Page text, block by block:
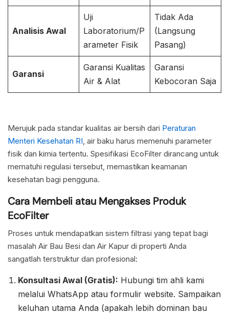
Analisis Awal
Uji
Laboratorium/P
arameter Fisik
Tidak Ada
(Langsung
Pasang)
Garansi
Garansi Kualitas
Air & Alat
Garansi
Kebocoran Saja
Merujuk pada standar kualitas air bersih dari Peraturan
Menteri Kesehatan RI , air baku harus memenuhi parameter
fisik dan kimia tertentu. Spesifikasi EcoFilter dirancang untuk
mematuhi regulasi tersebut, memastikan keamanan
kesehatan bagi pengguna.
Cara Membeli atau Mengakses Produk
EcoFilter
Proses untuk mendapatkan sistem filtrasi yang tepat bagi
masalah Air Bau Besi dan Air Kapur di properti Anda
sangatlah terstruktur dan profesional:
Konsultasi Awal (Gratis): Hubungi tim ahli kami
melalui WhatsApp atau formulir website. Sampaikan
keluhan utama Anda (apakah lebih dominan bau